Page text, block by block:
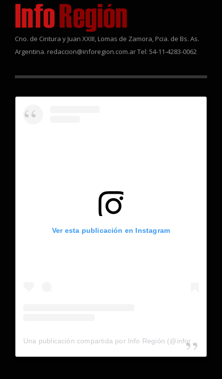
Cno. de Cintura y Juan XXIII, Lomas de Zamora, Pcia. de Bs. As.
Argentina. redaccion@inforegion.com.ar Tel: 54-11-4283-0062
Ver esta publicación en Instagram